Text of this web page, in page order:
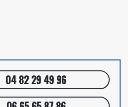
04 82 29 49 96